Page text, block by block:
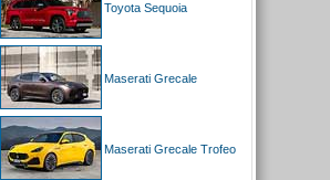
Toyota Sequoia
Maserati Grecale
Maserati Grecale Trofeo